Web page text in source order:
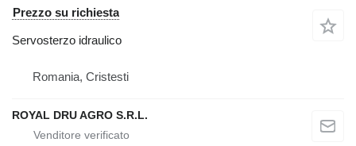
Prezzo su richiesta
Servosterzo idraulico
Romania, Cristesti
ROYAL DRU AGRO S.R.L.